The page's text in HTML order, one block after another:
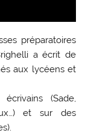
préparatoires
a écrit de
aux lycéens et
(Sade,
et sur des